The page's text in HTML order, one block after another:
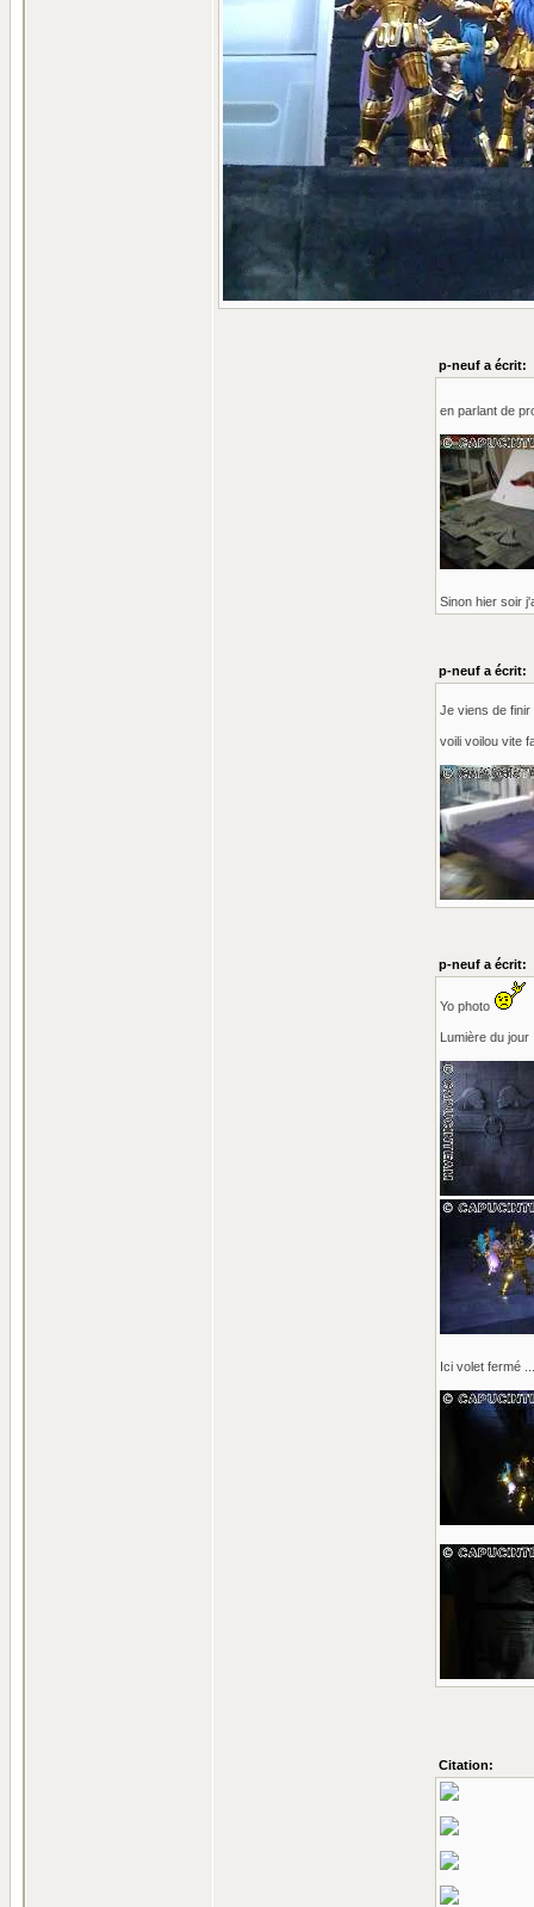
p-neuf a écrit:
en parlant de
Sinon hier soir
p-neuf a écrit:
Je viens de finir
voili voilou vite
p-neuf a écrit:
Yo photo
Lumière du jour
Ici volet fermé
Citation: